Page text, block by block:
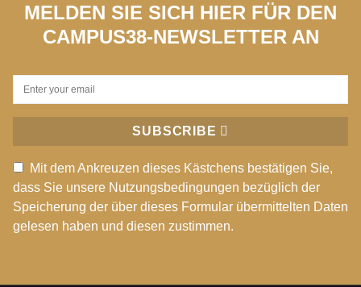
MELDEN SIE SICH HIER FÜR DEN
CAMPUS38-NEWSLETTER AN
SUBSCRIBE
Mit dem Ankreuzen dieses Kästchens bestätigen Sie,
dass Sie unsere Nutzungsbedingungen bezüglich der
Speicherung der über dieses Formular übermittelten Daten
gelesen haben und diesen zustimmen.